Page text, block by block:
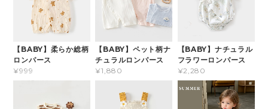
【BABY】柔らか総柄
ロンパース
¥999
【BABY】ペット柄ナ
チュラルロンパース
¥1,880
【BABY】ナチュラル
フラワーロンパース
¥2,280